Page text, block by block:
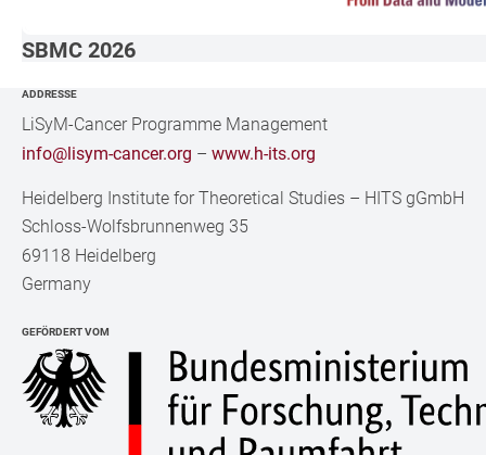
SBMC 2026
ADDRESSE
LiSyM-Cancer Programme Management
info@lisym-cancer.org –www.h-its.org
Heidelberg Institute for Theoretical Studies – HITS gGmbH
Schloss-Wolfsbrunnenweg 35
69118 Heidelberg
Germany
GEFÖRDERT VOM